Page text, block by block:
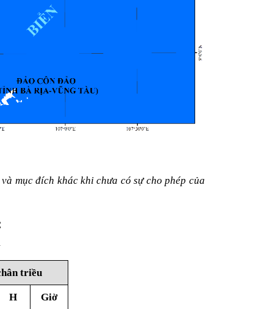
mục đích khác khi chưa có sự cho phép của
triều
H
Giờ